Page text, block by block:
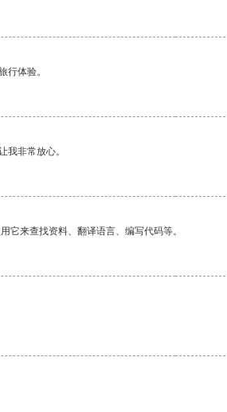
行体验。
我非常放心。
它来查找资料、翻译语言、编写代码等。